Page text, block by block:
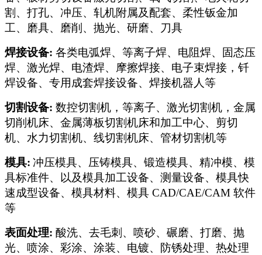
割、打孔、冲压、轧机附属及配套、柔性钣金加
工、磨具、磨削、抛光、研磨、刀具
焊接设备: 各类电弧焊、等离子焊、电阻焊、固态压
焊、激光焊、电渣焊、摩擦焊接、电子束焊接，钎
焊设备、专用成套焊接设备、焊接机器人等
切割设备: 数控切割机，等离子、激光切割机，金属
切削机床、金属薄板切割机床和加工中心、剪切
机、水力切割机、线切割机床、管材切割机等
模具: 冲压模具、压铸模具、锻造模具、精冲模、模
具标准件、以及模具加工设备、测量设备、模具快
速成型设备、模具材料、模具 CAD/CAE/CAM 软件
等
表面处理: 酸洗、去毛刺、喷砂、碾磨、打磨、抛
光、喷涂、彩涂、涂装、电镀、防锈处理、热处理